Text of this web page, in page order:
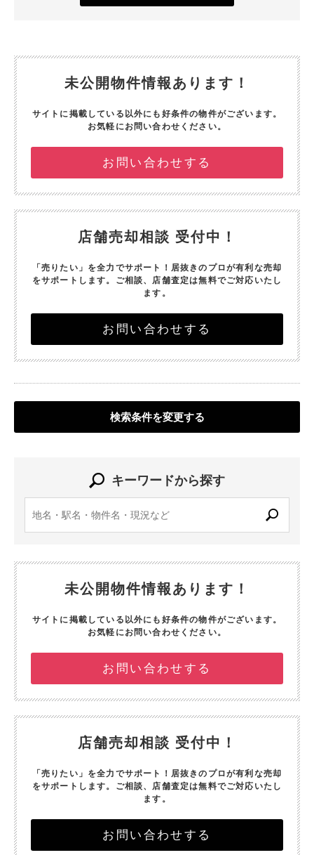
未公開物件情報あります！
サイトに掲載している以外にも好条件の物件がございます。
お気軽にお問い合わせください。
お問い合わせする
店舗売却相談 受付中！
「売りたい」を全力でサポート！ 居抜きのプロが有利な売却
をサポートします。 ご相談、店舗査定は無料でご対応いたし
ます。
お問い合わせする
検索条件を変更する
キーワードから探す
未公開物件情報あります！
サイトに掲載している以外にも好条件の物件がございます。
お気軽にお問い合わせください。
お問い合わせする
店舗売却相談 受付中！
「売りたい」を全力でサポート！ 居抜きのプロが有利な売却
をサポートします。 ご相談、店舗査定は無料でご対応いたし
ます。
お問い合わせする